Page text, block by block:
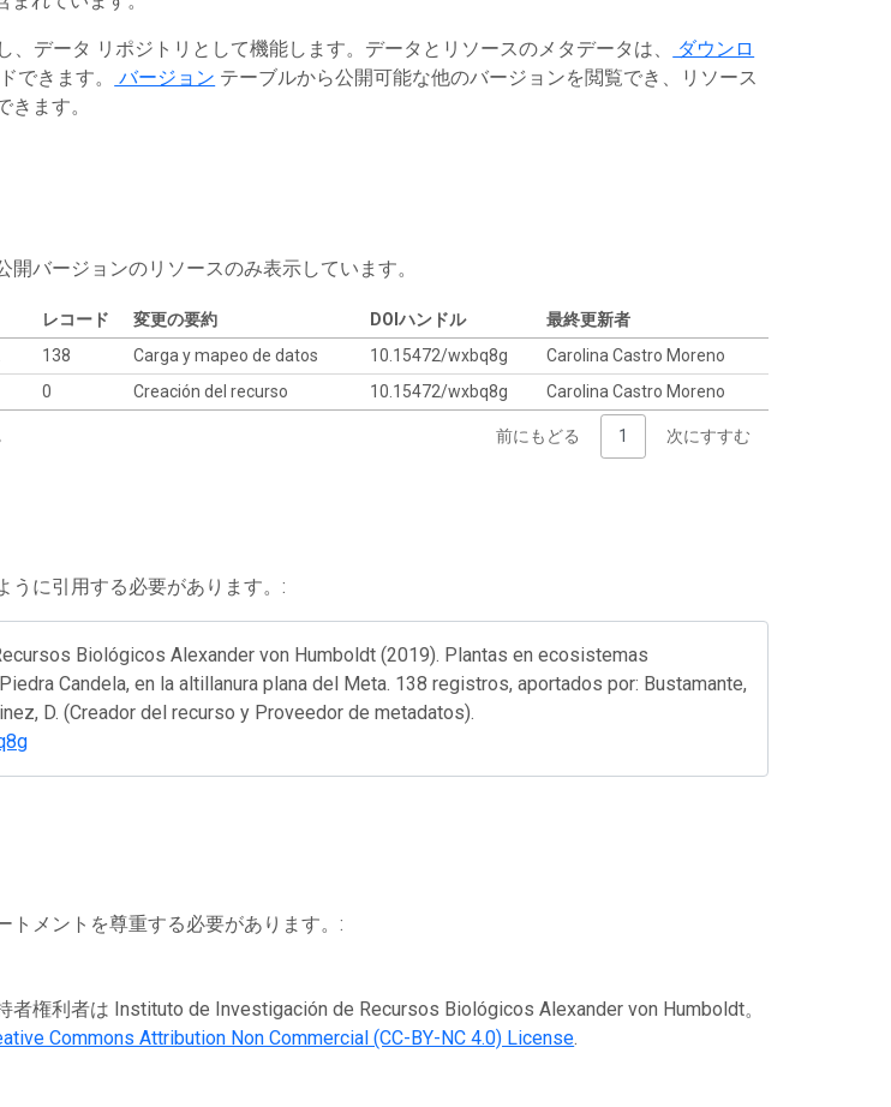
、データ リポジトリとして機能します。データとリソースのメタデータは、
ダウンロ
できます。 バージョン テーブルから公開可能な他のバージョンを閲覧でき、リソース
ます。
バージョンのリソースのみ表示しています。
レコード 変更の要約 DOIハンドル
最終更新者
138 Carga y mapeo de datos 10.15472/wxbq8g
Carolina Castro Moreno
0 Creación del recurso 10.15472/wxbq8g Carolina Castro Moreno
前にもどる 1 次にすすむ
うに引用する必要があります。:
Biológicos Alexander von Humboldt (2019). Plantas en ecosistemas
Candela, en la altillanura plana del Meta. 138 registros, aportados por: Bustamante,
D. (Creador del recurso y Proveedor de metadatos).
トメントを尊重する必要があります。:
権利者は Instituto de Investigación de Recursos Biológicos Alexander von Humboldt。
Commons Attribution Non Commercial (CC-BY-NC 4.0) License.